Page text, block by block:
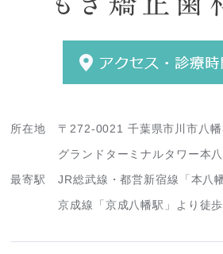
所在地
〒272-0021 千葉県市川市八
グランドターミナルタワー本
最寄駅
JR総武線・都営新宿線「本八
京成線「京成八幡駅」より徒